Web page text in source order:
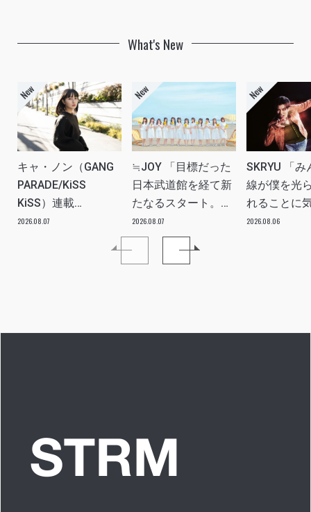
What's New
キャ・ノン（GANG
PARADE/KiSS
KiSS）連載
vol.113「読者からの
質問”のんちゃんはラ
2026.08.07
≒JOY 「目標だった
日本武道館を経て新
たなるスタート。
≒JOYにしかない魅
力を磨いていきた
2026.08.07
SKRYU 「み
線が僕を光
れることに
た」
2026.08.06